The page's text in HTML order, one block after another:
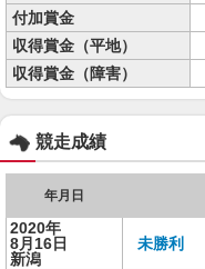
付加賞金
収得賞金（平地）
収得賞金（障害）
競走成績
年月日
2020年
8月16日
新潟
未勝利